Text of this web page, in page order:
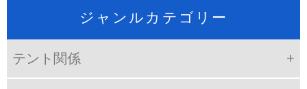
ジャンルカテゴリー
テント関係